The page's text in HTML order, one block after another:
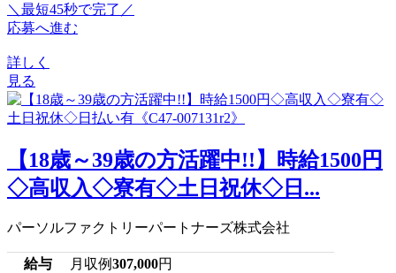
＼最短45秒で完了／
応募へ進む
詳しく
見る
【18歳～39歳の方活躍中!!】時給1500円
◇高収入◇寮有◇土日祝休◇日...
パーソルファクトリーパートナーズ株式会社
給与 月収例307,000円